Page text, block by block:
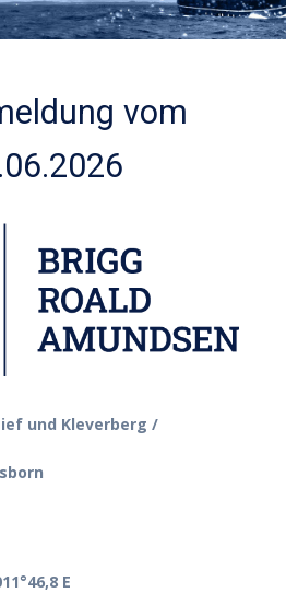
vom
und Kleverberg /
E